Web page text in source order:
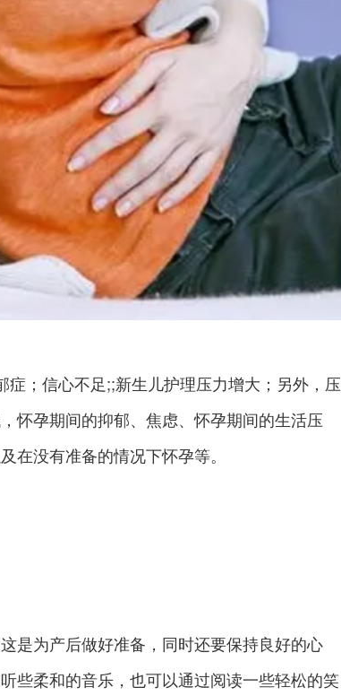
；信心不足;;新生儿护理压力增大；另外，压
怀孕期间的抑郁、焦虑、怀孕期间的生活压
在没有准备的情况下怀孕等。
为产后做好准备，同时还要保持良好的心
些柔和的音乐，也可以通过阅读一些轻松的笑